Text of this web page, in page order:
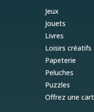
Jeux
Jouets
Livres
Loisirs créatifs
Papeterie
Peluches
Puzzles
Offrez une